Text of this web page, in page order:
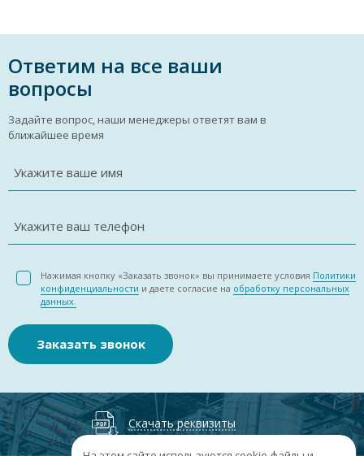
Ответим на все ваши
вопросы
Задайте вопрос, наши менеджеры ответят вам в
ближайшее время
Укажите ваше имя
Укажите ваш телефон
Нажимая кнопку «Заказать звонок» вы принимаете условия Политики
конфиденциальности и даете согласие на обработку персональных
данных.
Заказать звонок
Скачать реквизиты